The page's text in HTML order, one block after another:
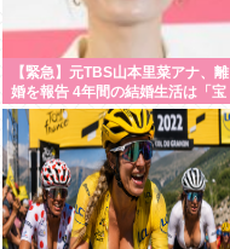
【緊急】元TBS山本里菜アナ、離
婚を報告 4年間の結婚生活は「宝
物」